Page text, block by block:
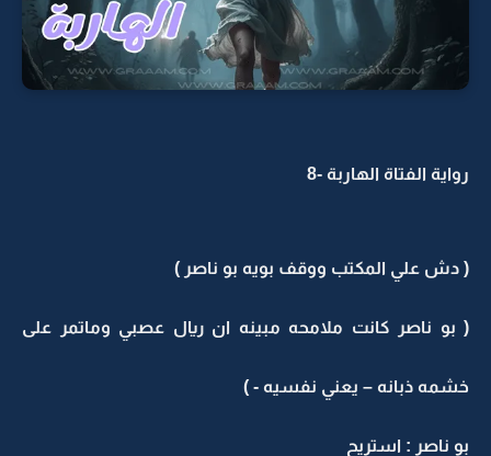
رواية الفتاة الهاربة -8
( دش علي المكتب ووقف بويه بو ناصر )
( بو ناصر كانت ملامحه مبينه ان ريال عصبي وماتمر على
خشمه ذبانه – يعني نفسيه - )
بو ناصر : استريح